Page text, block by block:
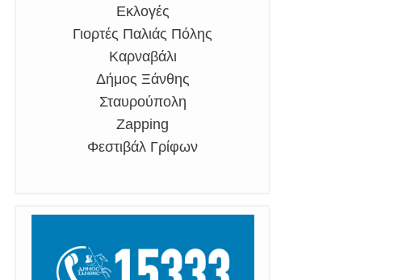
Εκλογές
Γιορτές Παλιάς Πόλης
Καρναβάλι
Δήμος Ξάνθης
Σταυρούπολη
Zapping
Φεστιβάλ Γρίφων